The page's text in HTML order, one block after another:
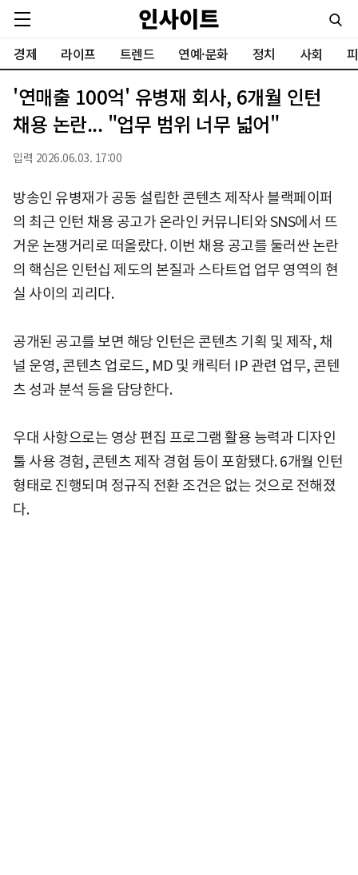
경제 라이프 트렌드 연예·문화 정치 사회
'연매출 100억' 유병재 회사, 6개월 인턴
채용 논란... "업무 범위 너무 넓어"
입력 2026.06.03. 17:00
방송인 유병재가 공동 설립한 콘텐츠 제작사 블랙페이퍼
의 최근 인턴 채용 공고가 온라인 커뮤니티와 SNS에서 뜨
거운 논쟁거리로 떠올랐다. 이번 채용 공고를 둘러싼 논란
의 핵심은 인턴십 제도의 본질과 스타트업 업무 영역의 현
실 사이의 괴리다.
공개된 공고를 보면 해당 인턴은 콘텐츠 기획 및 제작, 채
널 운영, 콘텐츠 업로드, MD 및 캐릭터 IP 관련 업무, 콘텐
츠 성과 분석 등을 담당한다.
우대 사항으로는 영상 편집 프로그램 활용 능력과 디자인
툴 사용 경험, 콘텐츠 제작 경험 등이 포함됐다. 6개월 인턴
형태로 진행되며 정규직 전환 조건은 없는 것으로 전해졌
다.